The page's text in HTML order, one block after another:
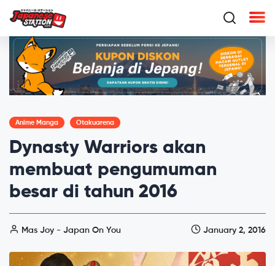
Anime Manga Otakuarena
Dynasty Warriors akan
membuat pengumuman
besar di tahun 2016
Mas Joy - Japan On You January 2, 2016